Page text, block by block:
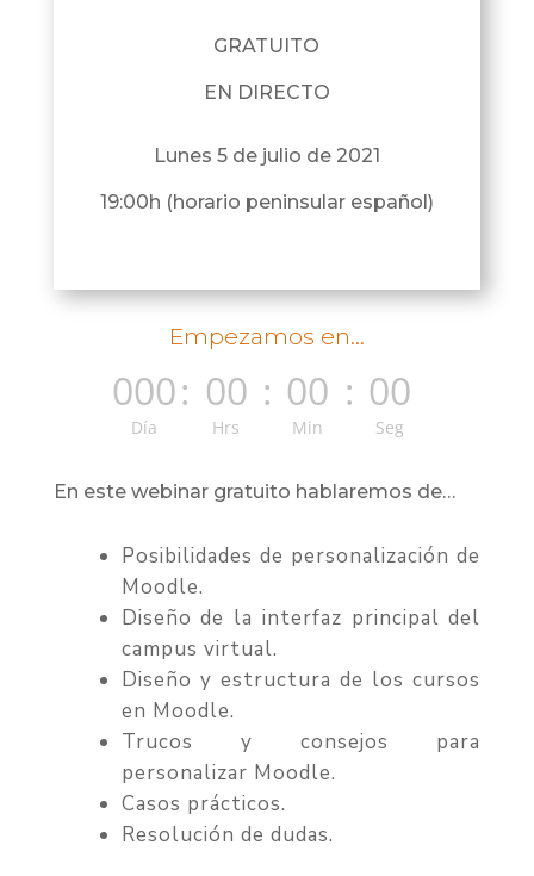
GRATUITO
EN DIRECTO
Lunes 5 de julio de 2021
19:00h (horario peninsular español)
Empezamos en...
000
Día
: 00
Hrs
: 00
Min
: 00
Seg
En este webinar gratuito hablaremos de…
Posibilidades de personalización de
Moodle.
Diseño de la interfaz principal del
campus virtual.
Diseño y estructura de los cursos
en Moodle.
Trucos y consejos para
personalizar Moodle.
Casos prácticos.
Resolución de dudas.